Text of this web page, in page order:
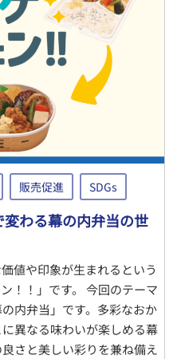
販売促進 SDGs
わる幕の内弁当の世
値や印象が生まれるという
！！」です。 今回のテーマ
内弁当」です。多彩なおか
異なる味わいが楽しめる幕
さと美しい彩りを兼ね備え